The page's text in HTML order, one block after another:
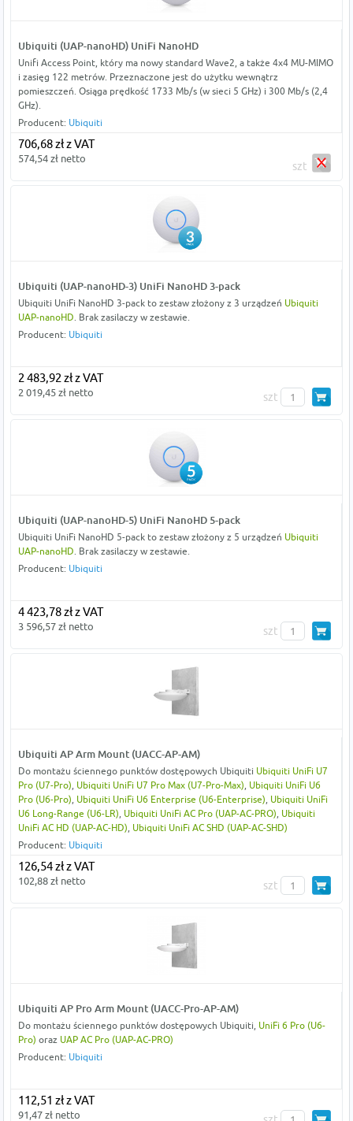
Ubiquiti (UAP-nanoHD) UniFi NanoHD
Unifi Access Point, który ma nowy standard Wave2, a także 4x4 MU-MIMO
i zasięg 122 metrów. Przeznaczone jest do użytku wewnątrz
pomieszczeń. Osiąga prędkość 1733 Mb/s (w sieci 5 GHz) i 300 Mb/s (2,4
GHz).
Producent: Ubiquiti
706,68 zł z VAT
574,54 zł netto
szt
Ubiquiti (UAP-nanoHD-3) UniFi NanoHD 3-pack
Ubiquiti UniFi NanoHD 3-pack to zestaw złożony z 3 urządzeń Ubiquiti
UAP-nanoHD. Brak zasilaczy w zestawie.
Producent: Ubiquiti
2 483,92 zł z VAT
2 019,45 zł netto szt
Ubiquiti (UAP-nanoHD-5) UniFi NanoHD 5-pack
Ubiquiti UniFi NanoHD 5-pack to zestaw złożony z 5 urządzeń Ubiquiti
UAP-nanoHD. Brak zasilaczy w zestawie.
Producent: Ubiquiti
4 423,78 zł z VAT
3 596,57 zł netto szt
Ubiquiti AP Arm Mount (UACC-AP-AM)
Do montażu ściennego punktów dostępowych Ubiquiti Ubiquiti UniFi U7
Pro (U7-Pro), Ubiquiti UniFi U7 Pro Max (U7-Pro-Max), Ubiquiti UniFi U6
Pro (U6-Pro), Ubiquiti UniFi U6 Enterprise (U6-Enterprise), Ubiquiti UniFi
U6 Long-Range (U6-LR), Ubiquiti UniFi AC Pro (UAP-AC-PRO), Ubiquiti
UniFi AC HD (UAP-AC-HD), Ubiquiti UniFi AC SHD (UAP-AC-SHD)
Producent: Ubiquiti
126,54 zł z VAT
102,88 zł netto szt
Ubiquiti AP Pro Arm Mount (UACC-Pro-AP-AM)
Do montażu ściennego punktów dostępowych Ubiquiti, UniFi 6 Pro (U6-
Pro) oraz UAP AC Pro (UAP-AC-PRO)
Producent: Ubiquiti
112,51 zł z VAT
91,47 zł netto